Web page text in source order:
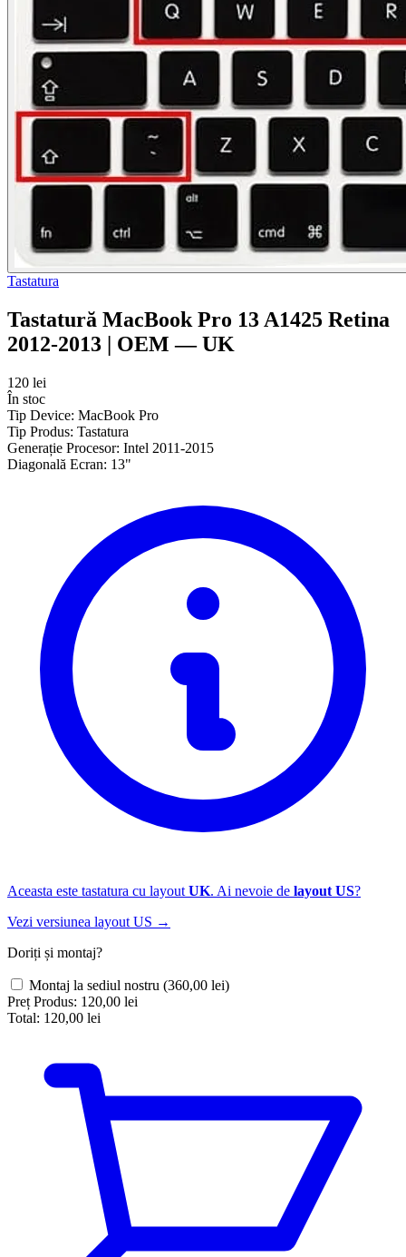
Tastatura
Tastatură MacBook Pro 13 A1425 Retina
2012-2013 | OEM — UK
120 lei
În stoc
Tip Device: MacBook Pro
Tip Produs: Tastatura
Generație Procesor: Intel 2011-2015
Diagonală Ecran: 13"
Aceasta este tastatura cu layout UK. Ai nevoie de layout US?
Vezi versiunea layout US →
Doriți și montaj?
Montaj la sediul nostru (360,00 lei)
Preț Produs: 120,00 lei
Total: 120,00 lei